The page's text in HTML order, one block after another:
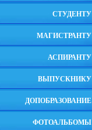
СТУДЕНТУ
МАГИСТРАНТУ
АСПИРАНТУ
ВЫПУСКНИКУ
ДОПОБРАЗОВАНИЕ
ФОТОАЛЬБОМЫ